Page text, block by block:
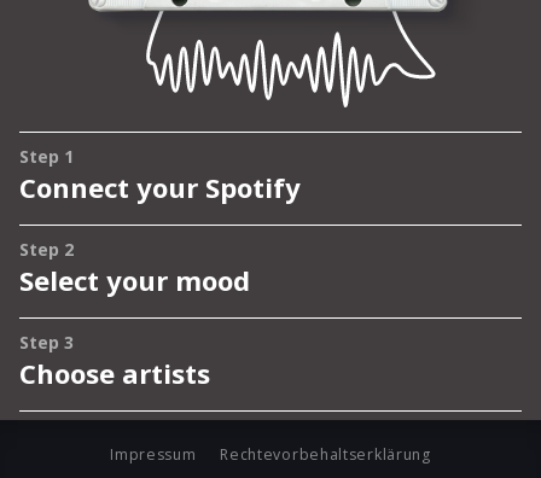
Impressum Rechtevorbehaltserklärung